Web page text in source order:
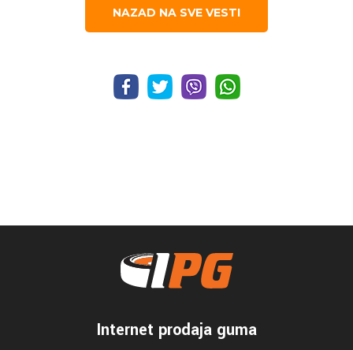
NAZAD NA SVE VESTI
Internet prodaja guma